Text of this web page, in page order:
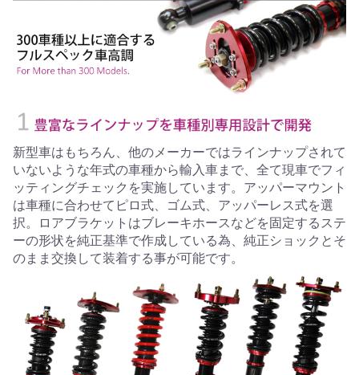
新型車はもちろん、他のメーカーではラインナップされて
いないような年式の車種から輸入車まで、全て現車でフィ
ッティングチェックを実施しています。アッパーマウント
は車種に合わせてピロ式、ゴム式、アッパーレス式を選
択。ロアブラケットはブレーキホースなどを固定するステ
ーの形状を純正基準で作成している為、純正ショックとそ
のまま交換して装着する事が可能です。